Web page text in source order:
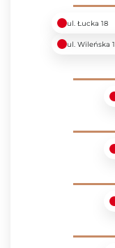
ul. Łucka 18
ul. Wileńska